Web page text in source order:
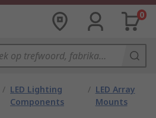
0
/ LED Lighting
Components
/ LED Array
Mounts